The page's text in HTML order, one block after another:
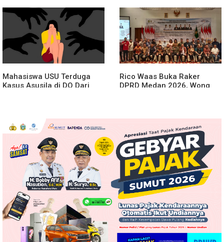
Sumut
Toba, BPHTB Lahan 60 Ha
Digratiskan
Mahasiswa USU Terduga
Kasus Asusila di DO Dari
Rico Waas Buka Raker
DPRD Medan 2026, Wong